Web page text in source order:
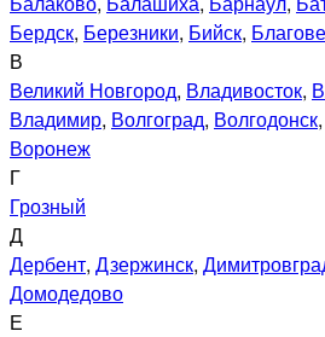
Бердск, Березники, Бийск,
В
Великий Новгород, Владивосток,
Владимир, Волгоград, Волгодонск,
Воронеж
Г
Грозный
Д
Дербент, Дзержинск,
Домодедово
Е